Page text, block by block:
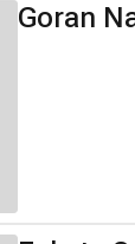
Goran